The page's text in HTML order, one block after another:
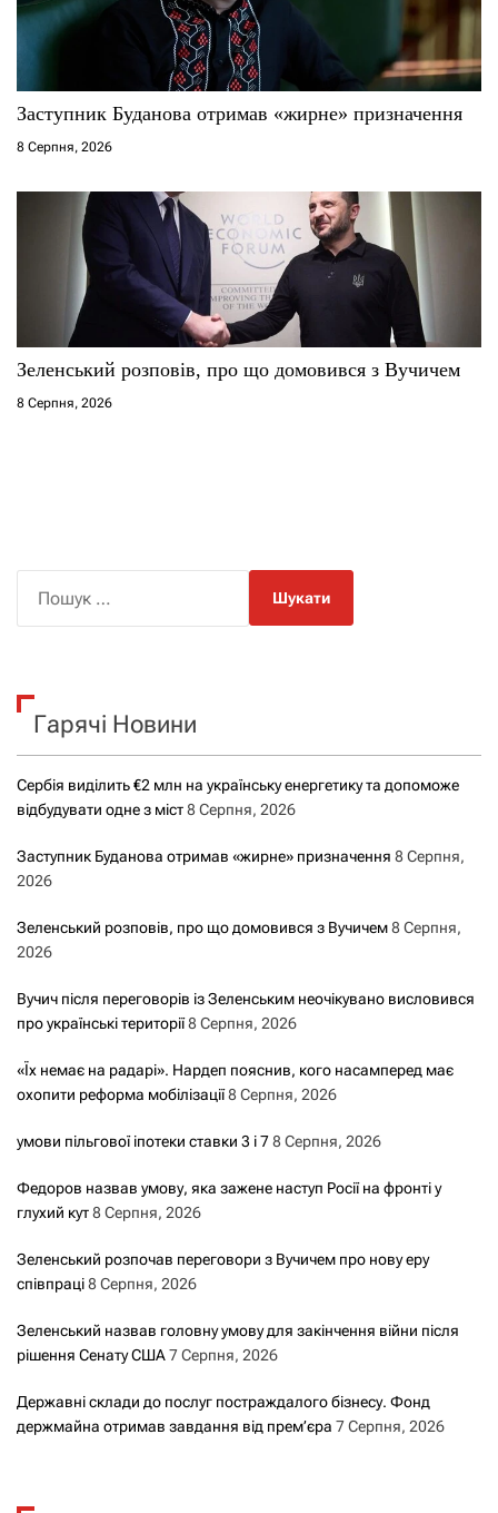
Заступник Буданова отримав «жирне» призначення
8 Серпня, 2026
Зеленський розповів, про що домовився з Вучичем
8 Серпня, 2026
к
Гарячі Новини
Сербія виділить €2 млн на українську енергетику та допоможе
відбудувати одне з міст8 Серпня, 2026
Заступник Буданова отримав «жирне» призначення 8 Серпня,
2026
Зеленський розповів, про що домовився з Вучичем8 Серпня,
2026
Вучич після переговорів із Зеленським неочікувано висловився
про українські території8 Серпня, 2026
«Їх немає на радарі». Нардеп пояснив, кого насамперед має
охопити реформа мобілізації8 Серпня, 2026
умови пільгової іпотеки ставки 3 і 78 Серпня, 2026
Федоров назвав умову, яка зажене наступ Росії на фронті у
глухий кут8 Серпня, 2026
Зеленський розпочав переговори з Вучичем про нову еру
співпраці8 Серпня, 2026
Зеленський назвав головну умову для закінчення війни після
рішення Сенату США7 Серпня, 2026
Державні склади до послуг постраждалого бізнесу. Фонд
держмайна отримав завдання від прем’єра 7 Серпня, 2026